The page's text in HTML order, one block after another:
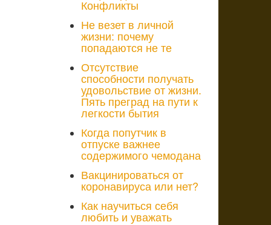
Конфликты
Не везет в личной
жизни: почему
попадаются не те
Отсутствие
способности получать
удовольствие от жизни.
Пять преград на пути к
легкости бытия
Когда попутчик в
отпуске важнее
содержимого чемодана
Вакцинироваться от
коронавируса или нет?
Как научиться себя
любить и уважать